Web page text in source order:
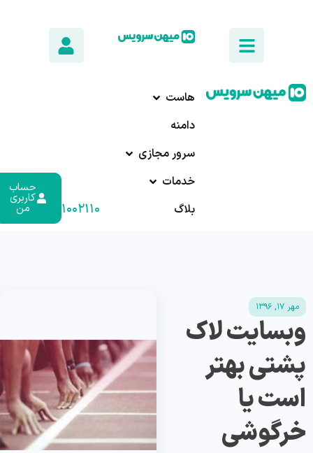
هاست
دامنه
سرور مجازی
خدمات
بلاگ
۰۱۷-۹۱۰۰۲۱۱۰
حساب
کاربری
من
مهر ۱۷, ۱۳۹۶
وبسایت لاک
پشتی بهتر
است یا
خرگوشی